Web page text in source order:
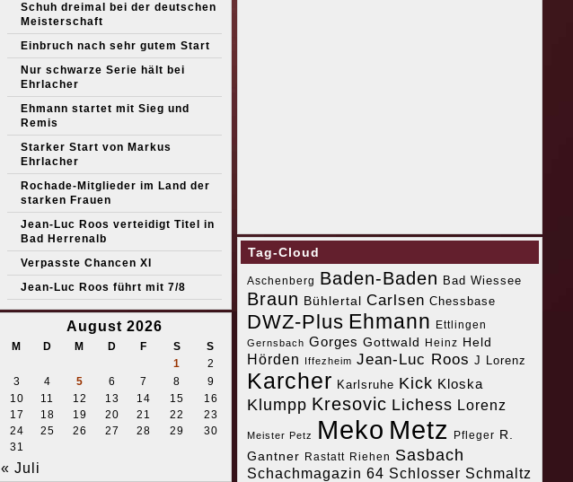
Schuh dreimal bei der deutschen
Meisterschaft
Einbruch nach sehr gutem Start
Nur schwarze Serie hält bei
Ehrlacher
Ehmann startet mit Sieg und
Remis
Starker Start von Markus
Ehrlacher
Rochade-Mitglieder im Land der
starken Frauen
Jean-Luc Roos verteidigt Titel in
Bad Herrenalb
Verpasste Chancen XI
Jean-Luc Roos führt mit 7/8
August 2026
M D M D F S
S
1
2
3
4 5 6 7 8
9
10
11 12 13 14 15
16
17
18 19 20 21 22
23
24
25 26 27 28 29
30
31
« Juli
Tag-Cloud
Aschenberg Baden-Baden Bad Wiessee
Braun Bühlertal Carlsen Chessbase
DWZ-Plus Ehmann Ettlingen
Gernsbach Gorges Gottwald Heinz Held
Hörden Iffezheim Jean-Luc Roos J Lorenz
Karcher Karlsruhe Kick Kloska
Klumpp Kresovic Lichess Lorenz
Meister Petz Meko Metz Pfleger R.
Gantner
Rastatt Riehen Sasbach
Schachmagazin 64 Schlosser Schmaltz